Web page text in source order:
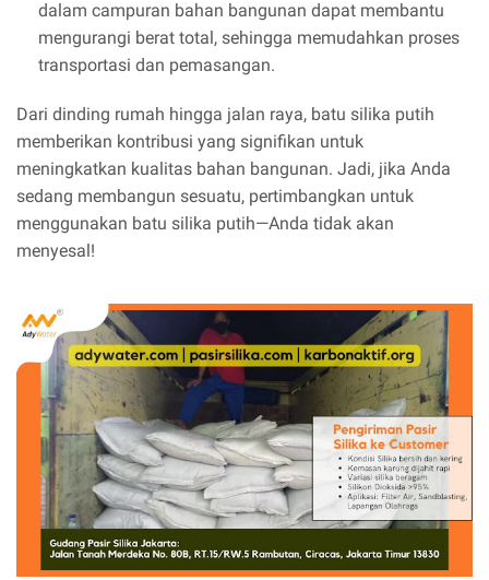
dalam campuran bahan bangunan dapat membantu
mengurangi berat total, sehingga memudahkan proses
transportasi dan pemasangan.
Dari dinding rumah hingga jalan raya, batu silika putih
memberikan kontribusi yang signifikan untuk
meningkatkan kualitas bahan bangunan. Jadi, jika Anda
sedang membangun sesuatu, pertimbangkan untuk
menggunakan batu silika putih—Anda tidak akan
menyesal!